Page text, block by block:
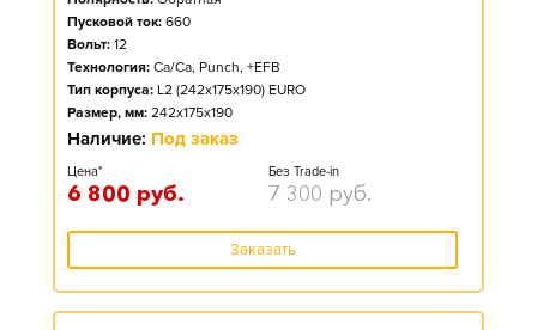
Пусковой ток: 660
Вольт: 12
Технология: Ca/Ca, Punch, +EFB
Тип корпуса: L2 (242x175x190) EURO
Размер, мм: 242x175x190
Наличие: Под заказ
Цена*
6 800 руб.
Без Trade-in
7 300 руб.
Заказать